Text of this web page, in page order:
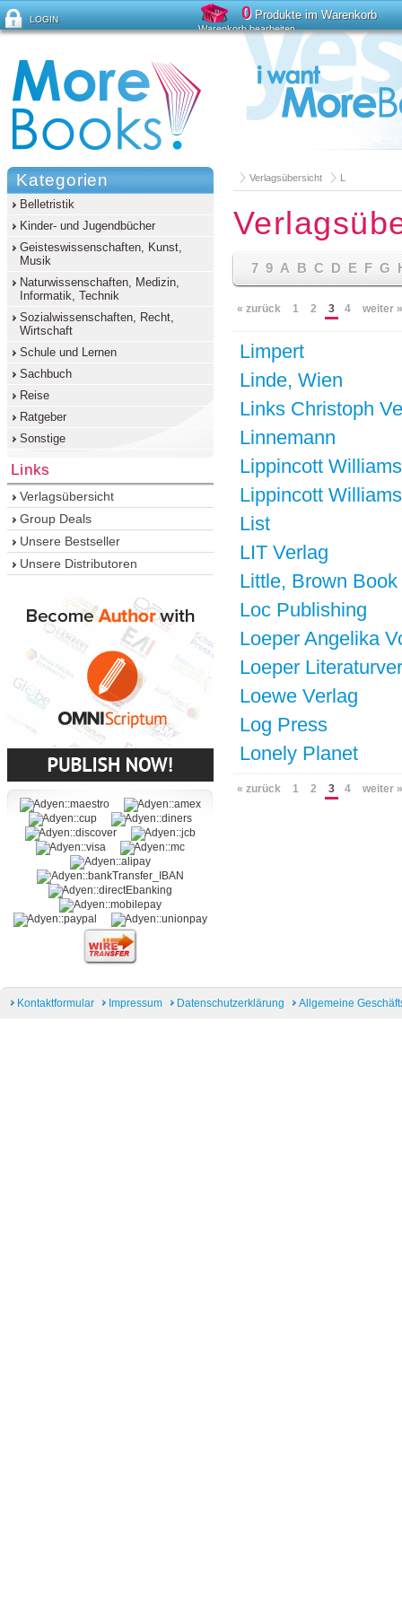
Verlagsübersicht L
7 9 A B C D E F G
« zurück 1 2 3 4 weiter »
Limpert
Linde, Wien
Links Christoph
Linnemann
Lippincott
Lippincott
List
LIT Verlag
Little, Brown
Loc Publishing
Loeper Angelika
Loeper
Loewe Verlag
Log Press
Lonely Planet
« zurück 1 2 3 4 weiter »
Kategorien
Belletristik
Kinder- und Jugendbücher
Geisteswissenschaften, Kunst,
Musik
Naturwissenschaften, Medizin,
Informatik, Technik
Sozialwissenschaften, Recht,
Wirtschaft
Schule und Lernen
Sachbuch
Reise
Ratgeber
Sonstige
Links
Verlagsübersicht
Group Deals
Unsere Bestseller
Unsere Distributoren
Kontaktformular Impressum Datenschutzerklärung Allgemeine
LOGIN
Passwort vergessen?
0Produkte im Warenkorb
Warenkorb bearbeiten